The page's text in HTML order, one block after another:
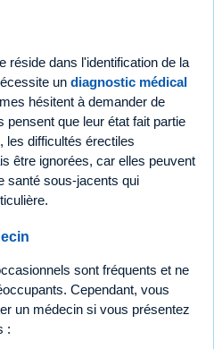
réside dans l'identification de la
un diagnostic médical
hésitent à demander de
pensent que leur état fait partie
les difficultés érectiles
être ignorées, car elles peuvent
santé sous-jacents qui
sont fréquents et ne
Cependant, vous
un médecin si vous présentez
: